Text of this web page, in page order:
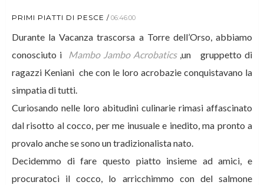
PRIMI PIATTI DI PESCE 06:46:00
Durante la Vacanza trascorsa a Torre dell’Orso, abbiamo
conosciuto i Mambo Jambo Acrobatics,un gruppetto di
ragazzi Keniani che con le loro acrobazie conquistavano la
simpatia di tutti.
Curiosando nelle loro abitudini culinarie rimasi affascinato
dal risotto al cocco, per me inusuale e inedito, ma pronto a
provalo anche se sono un tradizionalista nato.
Decidemmo di fare questo piatto insieme ad amici, e
procuratoci il cocco, lo arricchimmo con del salmone